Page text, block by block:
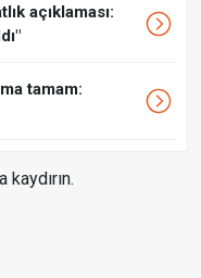
açıklaması:
tamam: